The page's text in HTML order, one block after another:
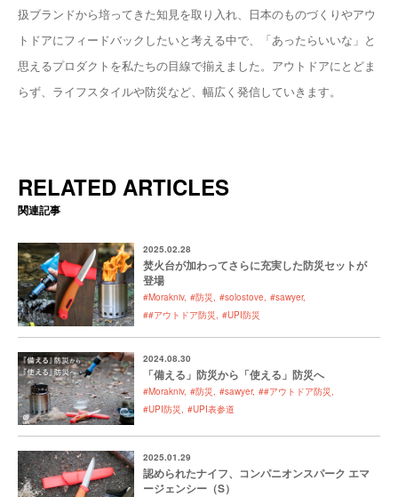
扱ブランドから培ってきた知見を取り入れ、日本のものづくりやアウ
トドアにフィードバックしたいと考える中で、「あったらいいな」と
思えるプロダクトを私たちの目線で揃えました。アウトドアにとどま
らず、ライフスタイルや防災など、幅広く発信していきます。
RELATED ARTICLES
関連記事
2025.02.28
焚火台が加わってさらに充実した防災セットが
登場
#Morakniv #防災 #solostove #sawyer
##アウトドア防災
#UPI防災
2024.08.30
「備える」防災から「使える」防災へ
#Morakniv #防災 #sawyer ##アウトドア防災
#UPI防災
#UPI表参道
2025.01.29
認められたナイフ、コンパニオンスパーク エマ
ージェンシー（S）